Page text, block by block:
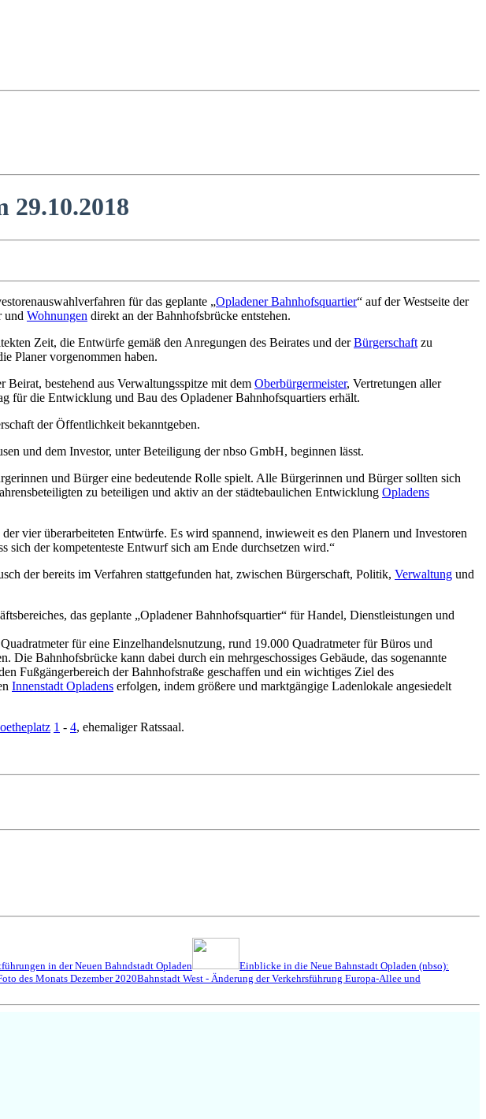
für das geplante „Opladener Bahnhofsquartier“ auf der Westseite der
und Wohnungen direkt an der Bahnhofsbrücke entstehen.
Zeit, die Entwürfe gemäß den Anregungen des Beirates und derBürgerschaft zu
Planer vorgenommen haben.
bestehend aus Verwaltungsspitze mit dem Oberbürgermeister, Vertretungen aller
für die Entwicklung und Bau des Opladener Bahnhofsquartiers erhält.
der Öffentlichkeit bekanntgeben.
und dem Investor, unter Beteiligung der nbso GmbH, beginnen lässt.
und Bürger eine bedeutende Rolle spielt. Alle Bürgerinnen und Bürger sollten sich
zu beteiligen und aktiv an der städtebaulichen Entwicklung Opladens
vier überarbeiteten Entwürfe. Es wird spannend, inwieweit es den Planern und Investoren
sich der kompetenteste Entwurf sich am Ende durchsetzen wird.“
der bereits im Verfahren stattgefunden hat, zwischen Bürgerschaft, Politik, Verwaltung und
das geplante „Opladener Bahnhofsquartier“ für Handel, Dienstleistungen und
für eine Einzelhandelsnutzung, rund 19.000 Quadratmeter für Büros und
Bahnhofsbrücke kann dabei durch ein mehrgeschossiges Gebäude, das sogenannte
Fußgängerbereich der Bahnhofstraße geschaffen und ein wichtiges Ziel des
Innenstadt Opladens erfolgen, indem größere und marktgängige Ladenlokale angesiedelt
1 - 4, ehemaliger Ratssaal.
in der Neuen Bahndstadt Opladen
Einblicke in die Neue Bahnstadt Opladen (nbso):
des Monats Dezember 2020Bahnstadt West - Änderung der Verkehrsführung Europa-Allee und